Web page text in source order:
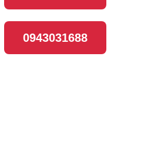
0943031688